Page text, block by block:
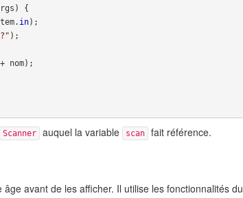
)
{
. in);
);
+ nom);
Scanner auquel la variable scan fait référence.
avant de les afficher. Il utilise les fonctionnalités du